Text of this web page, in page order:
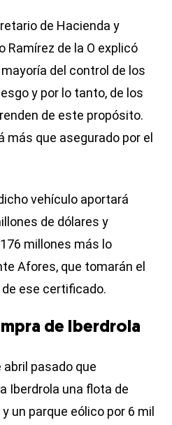
de Hacienda y
Ramírez de la O explicó
del control de los
y por lo tanto, de los
de este propósito.
más que asegurado por el
vehículo aportará
de dólares y
millones más lo
Afores, que tomarán el
ese certificado.
de Iberdrola
abril pasado que
Iberdrola una flota de
un parque eólico por 6 mil